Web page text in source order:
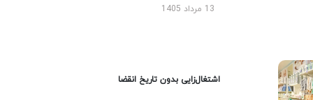
13 مرداد 1405
اشتغال‌زایی بدون تاریخ انقضا